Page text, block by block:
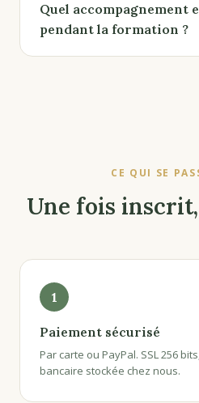
Quel accompagnement
pendant la formation ?
CE QUI SE
Une fois
1
Paiement sécurisé
Par carte ou PayPal. SSL 256
bancaire stockée chez nous.